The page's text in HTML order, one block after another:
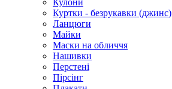
Кулони
Куртки - безрукавки (джинс)
Ланцюги
Майки
Маски на обличчя
Нашивки
Перстені
Пірсінг